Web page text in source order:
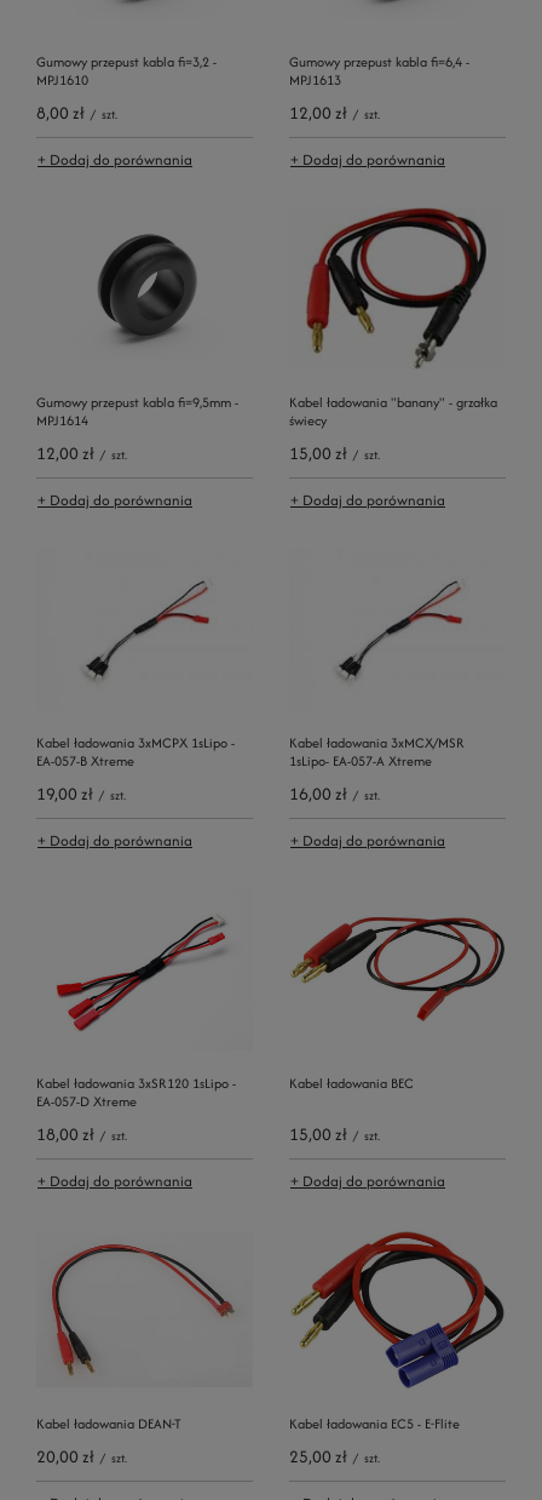
Gumowy przepust kabla fi=3,2 -
MPJ1610
8,00 zł / szt.
+ Dodaj do porównania
Gumowy przepust kabla fi=6,4 -
MPJ1613
12,00 zł / szt.
+ Dodaj do porównania
Gumowy przepust kabla fi=9,5mm -
MPJ1614
12,00 zł / szt.
+ Dodaj do porównania
Kabel ładowania "banany" - grzałka
świecy
15,00 zł / szt.
+ Dodaj do porównania
Kabel ładowania 3xMCPX 1sLipo -
EA-057-B Xtreme
19,00 zł / szt.
+ Dodaj do porównania
Kabel ładowania 3xMCX/MSR
1sLipo- EA-057-A Xtreme
16,00 zł / szt.
+ Dodaj do porównania
Kabel ładowania 3xSR120 1sLipo -
EA-057-D Xtreme
18,00 zł / szt.
+ Dodaj do porównania
Kabel ładowania BEC
15,00 zł / szt.
+ Dodaj do porównania
Kabel ładowania DEAN-T
20,00 zł / szt.
Kabel ładowania EC5 - E-Flite
25,00 zł / szt.